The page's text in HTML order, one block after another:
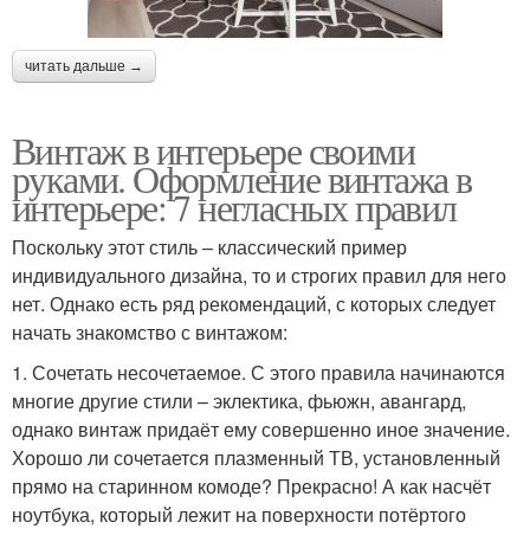
читать дальше →
Винтаж в интерьере своими
руками. Оформление винтажа в
интерьере: 7 негласных правил
Поскольку этот стиль – классический пример
индивидуального дизайна, то и строгих правил для него
нет. Однако есть ряд рекомендаций, с которых следует
начать знакомство с винтажом:
1. Сочетать несочетаемое. С этого правила начинаются
многие другие стили – эклектика, фьюжн, авангард,
однако винтаж придаёт ему совершенно иное значение.
Хорошо ли сочетается плазменный ТВ, установленный
прямо на старинном комоде? Прекрасно! А как насчёт
ноутбука, который лежит на поверхности потёртого